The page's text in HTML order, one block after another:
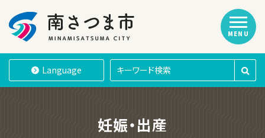
南さつま市
Language
MENU
妊娠・出産